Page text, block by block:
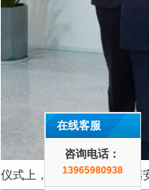
仪式上，天长市副市长周继
在线客服
咨询电话：
13965980938